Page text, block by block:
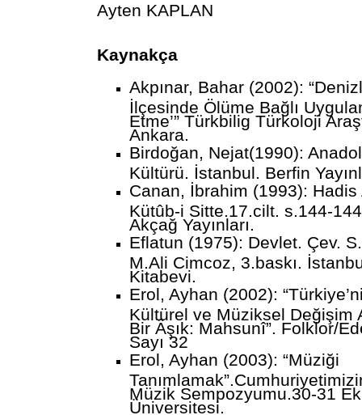
Ayten KAPLAN
Kaynakça
Akpınar, Bahar (2002):
İlçesinde Ölüme Bağlı
Etme’” Türkbilig Türkoloji
Ankara.
Birdoğan, Nejat(1990):
Kültürü. İstanbul. Berfin
Canan, İbrahim (1993):
Kütûb-i Sitte.17.cilt. s.144-
Akçağ Yayınları.
Eflatun (1975): Devlet. Çev.
M.Ali Cimcoz, 3.baskı.
Kitabevi.
Erol, Ayhan (2002):
Kültürel ve Müziksel Değişim
Bir Âşık: Mahsunî”. Folklor/
Sayı 32
Erol, Ayhan (2003): “Müziği
Müzik Sempozyumu.30-31
Üniversitesi.